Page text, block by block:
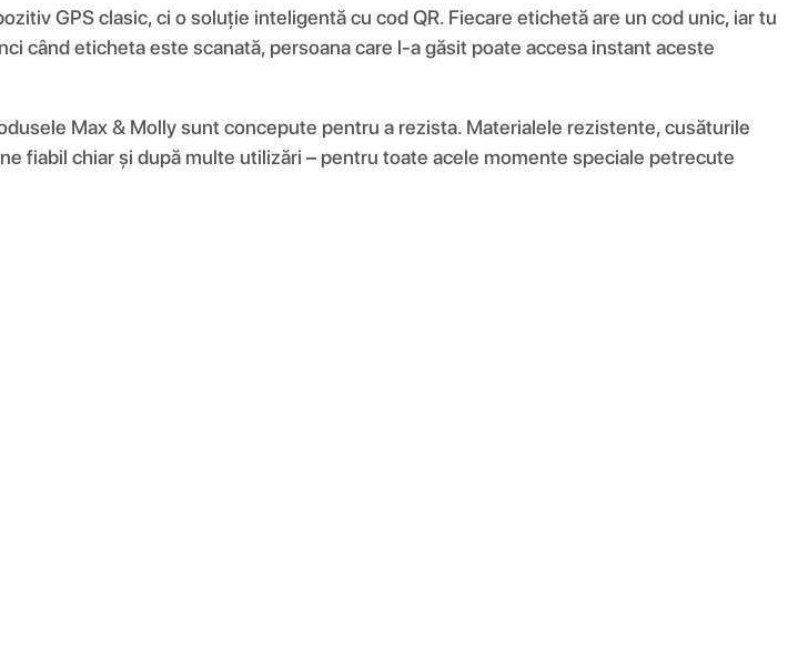
GPS clasic, ci o soluție inteligentă cu cod QR. Fiecare etichetă are un cod unic, iar tu
când eticheta este scanată, persoana care l-a găsit poate accesa instant aceste
Max & Molly sunt concepute pentru a rezista. Materialele rezistente, cusăturile
fiabil chiar și după multe utilizări – pentru toate acele momente speciale petrecute